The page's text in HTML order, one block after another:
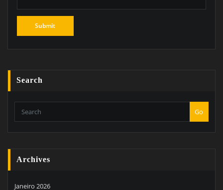
Search
Go
Archives
Janeiro 2026